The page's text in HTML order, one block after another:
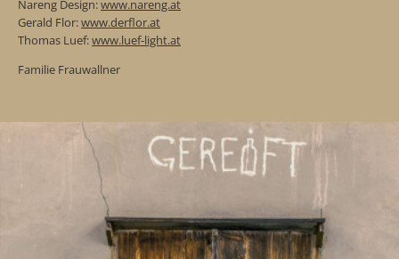
Nareng Design:www.nareng.at
Gerald Flor:www.derflor.at
Thomas Luef:www.luef-light.at
Familie Frauwallner